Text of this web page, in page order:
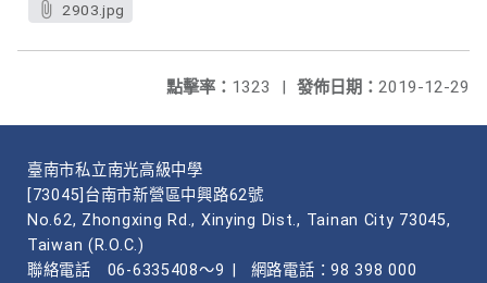
2903.jpg
發佈日期： 2019-12-29
點擊率： 1323 |
臺南市私立南光高級中學
[73045]台南市新營區中興路62號
No.62, Zhongxing Rd., Xinying Dist., Tainan City 73045,
Taiwan (R.O.C.)
聯絡電話
06-6335408～9
網路電話：98 398 000